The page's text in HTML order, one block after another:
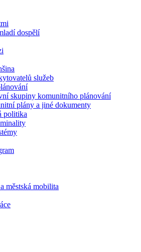
dospělí
služeb
skupiny komunitního plánování
plány a jiné dokumenty
politika
městská mobilita